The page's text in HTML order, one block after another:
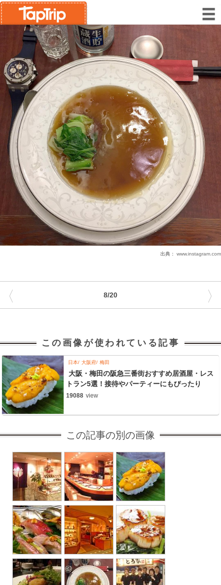
出典： www.instagram.com
8/20
〈 〉
この画像が使われている記事
日本 大阪府 梅田
大阪・梅田の阪急三番街おすすめ居酒屋・レス
トラン5選！接待やパーティーにもぴったり
19088 view
この記事の別の画像